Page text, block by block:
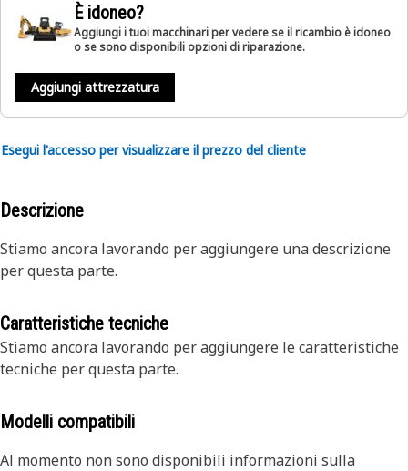
È idoneo?
Aggiungi i tuoi macchinari per vedere se il ricambio è idoneo
o se sono disponibili opzioni di riparazione.
Aggiungi attrezzatura
Esegui l'accesso per visualizzare il prezzo del cliente
Descrizione
Stiamo ancora lavorando per aggiungere una descrizione
per questa parte.
Caratteristiche tecniche
Stiamo ancora lavorando per aggiungere le caratteristiche
tecniche per questa parte.
Modelli compatibili
Al momento non sono disponibili informazioni sulla